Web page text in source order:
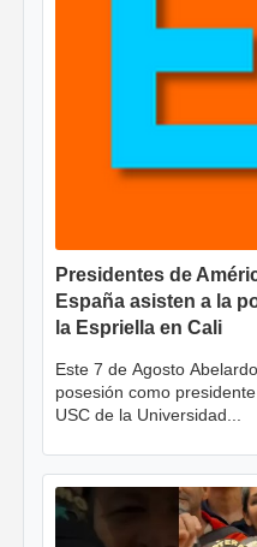
Presidentes de
España asisten a la
la Espriella en Cali
Este 7 de Agosto
posesión como
USC de la Universidad...